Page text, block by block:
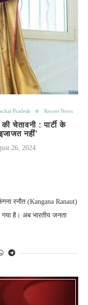
Pradesh Recent News
चेतावनी : पार्टी के
नहीं’
26, 2024
रनौत (Kangana Ranaut)
गया है। अब भारतीय जनता